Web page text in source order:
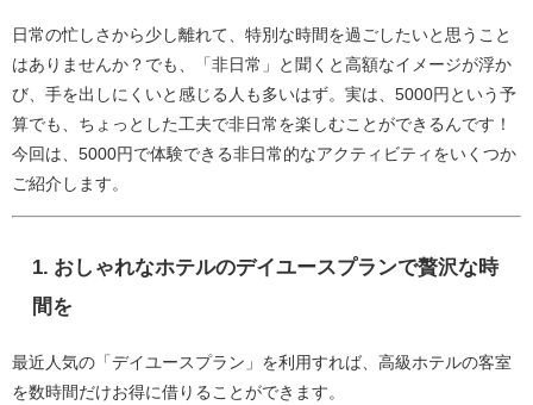
日常の忙しさから少し離れて、特別な時間を過ごしたいと思うこと
はありませんか？でも、「非日常」と聞くと高額なイメージが浮か
び、手を出しにくいと感じる人も多いはず。実は、5000円という予
算でも、ちょっとした工夫で非日常を楽しむことができるんです！
今回は、5000円で体験できる非日常的なアクティビティをいくつか
ご紹介します。
1. おしゃれなホテルのデイユースプランで贅沢な時
間を
最近人気の「デイユースプラン」を利用すれば、高級ホテルの客室
を数時間だけお得に借りることができます。